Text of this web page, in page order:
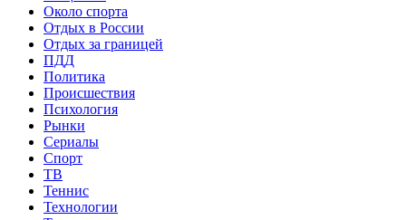
Около спорта
Отдых в России
Отдых за границей
ПДД
Политика
Происшествия
Психология
Рынки
Сериалы
Спорт
ТВ
Теннис
Технологии